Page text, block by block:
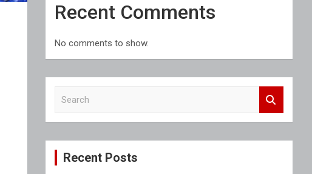
Recent Comments
No comments to show.
c
Recent Posts